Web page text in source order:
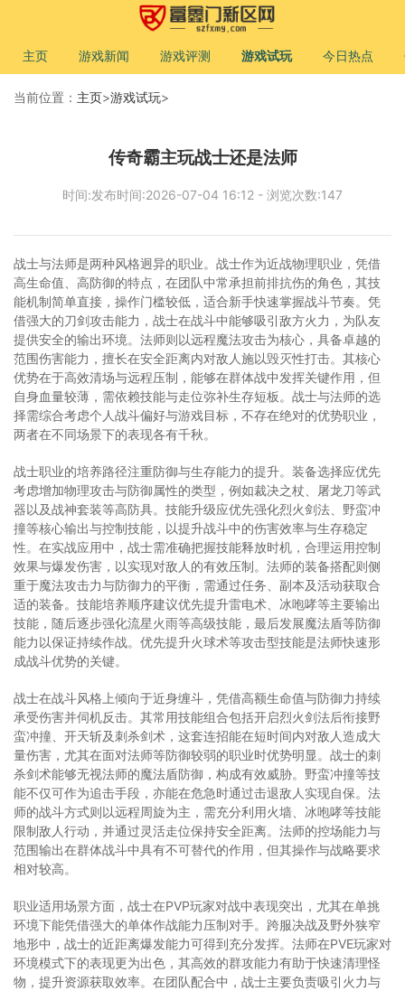
主页 游戏新闻 游戏评测 游戏试玩 今日热点
当前位置： 主页>游戏试玩>
传奇霸主玩战士还是法师
时间:发布时间:2026-07-04 16:12 - 浏览次数:147
战士与法师是两种风格迥异的职业。战士作为近战物理职业，凭借
高生命值、高防御的特点，在团队中常承担前排抗伤的角色，其技
能机制简单直接，操作门槛较低，适合新手快速掌握战斗节奏。凭
借强大的刀剑攻击能力，战士在战斗中能够吸引敌方火力，为队友
提供安全的输出环境。法师则以远程魔法攻击为核心，具备卓越的
范围伤害能力，擅长在安全距离内对敌人施以毁灭性打击。其核心
优势在于高效清场与远程压制，能够在群体战中发挥关键作用，但
自身血量较薄，需依赖技能与走位弥补生存短板。战士与法师的选
择需综合考虑个人战斗偏好与游戏目标，不存在绝对的优势职业，
两者在不同场景下的表现各有千秋。
战士职业的培养路径注重防御与生存能力的提升。装备选择应优先
考虑增加物理攻击与防御属性的类型，例如裁决之杖、屠龙刀等武
器以及战神套装等高防具。技能升级应优先强化烈火剑法、野蛮冲
撞等核心输出与控制技能，以提升战斗中的伤害效率与生存稳定
性。在实战应用中，战士需准确把握技能释放时机，合理运用控制
效果与爆发伤害，以实现对敌人的有效压制。法师的装备搭配则侧
重于魔法攻击力与防御力的平衡，需通过任务、副本及活动获取合
适的装备。技能培养顺序建议优先提升雷电术、冰咆哮等主要输出
技能，随后逐步强化流星火雨等高级技能，最后发展魔法盾等防御
能力以保证持续作战。优先提升火球术等攻击型技能是法师快速形
成战斗优势的关键。
战士在战斗风格上倾向于近身缠斗，凭借高额生命值与防御力持续
承受伤害并伺机反击。其常用技能组合包括开启烈火剑法后衔接野
蛮冲撞、开天斩及刺杀剑术，这套连招能在短时间内对敌人造成大
量伤害，尤其在面对法师等防御较弱的职业时优势明显。战士的刺
杀剑术能够无视法师的魔法盾防御，构成有效威胁。野蛮冲撞等技
能不仅可作为追击手段，亦能在危急时通过击退敌人实现自保。法
师的战斗方式则以远程周旋为主，需充分利用火墙、冰咆哮等技能
限制敌人行动，并通过灵活走位保持安全距离。法师的控场能力与
范围输出在群体战斗中具有不可替代的作用，但其操作与战略要求
相对较高。
职业适用场景方面，战士在PVP玩家对战中表现突出，尤其在单挑
环境下能凭借强大的单体作战能力压制对手。跨服决战及野外狭窄
地形中，战士的近距离爆发能力可得到充分发挥。法师在PVE玩家对
环境模式下的表现更为出色，其高效的群攻能力有助于快速清理怪
物，提升资源获取效率。在团队配合中，战士主要负责吸引火力与